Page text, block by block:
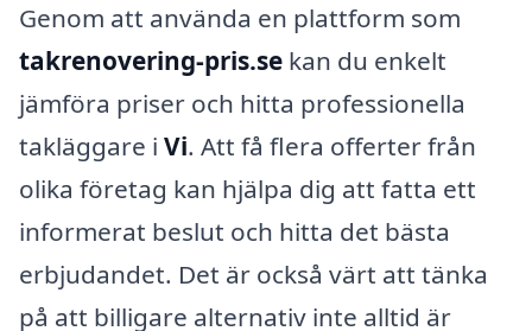
Genom att använda en plattform som
takrenovering-pris.se kan du enkelt
jämföra priser och hitta professionella
takläggare i Vi. Att få flera offerter från
olika företag kan hjälpa dig att fatta ett
informerat beslut och hitta det bästa
erbjudandet. Det är också värt att tänka
på att billigare alternativ inte alltid är